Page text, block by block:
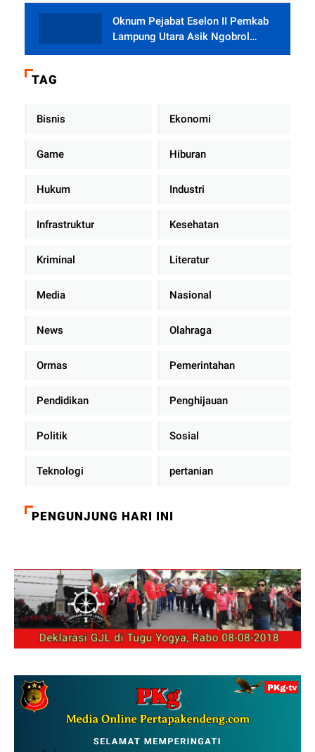
Oknum Pejabat Eselon II Pemkab
Lampung Utara Asik Ngobrol
Dengan Teman Kencan Wanitanya
TAG
Bisnis Ekonomi
Game Hiburan
Hukum Industri
Infrastruktur Kesehatan
Kriminal Literatur
Media Nasional
News Olahraga
Ormas Pemerintahan
Pendidikan Penghijauan
Politik Sosial
Teknologi pertanian
PENGUNJUNG HARI INI